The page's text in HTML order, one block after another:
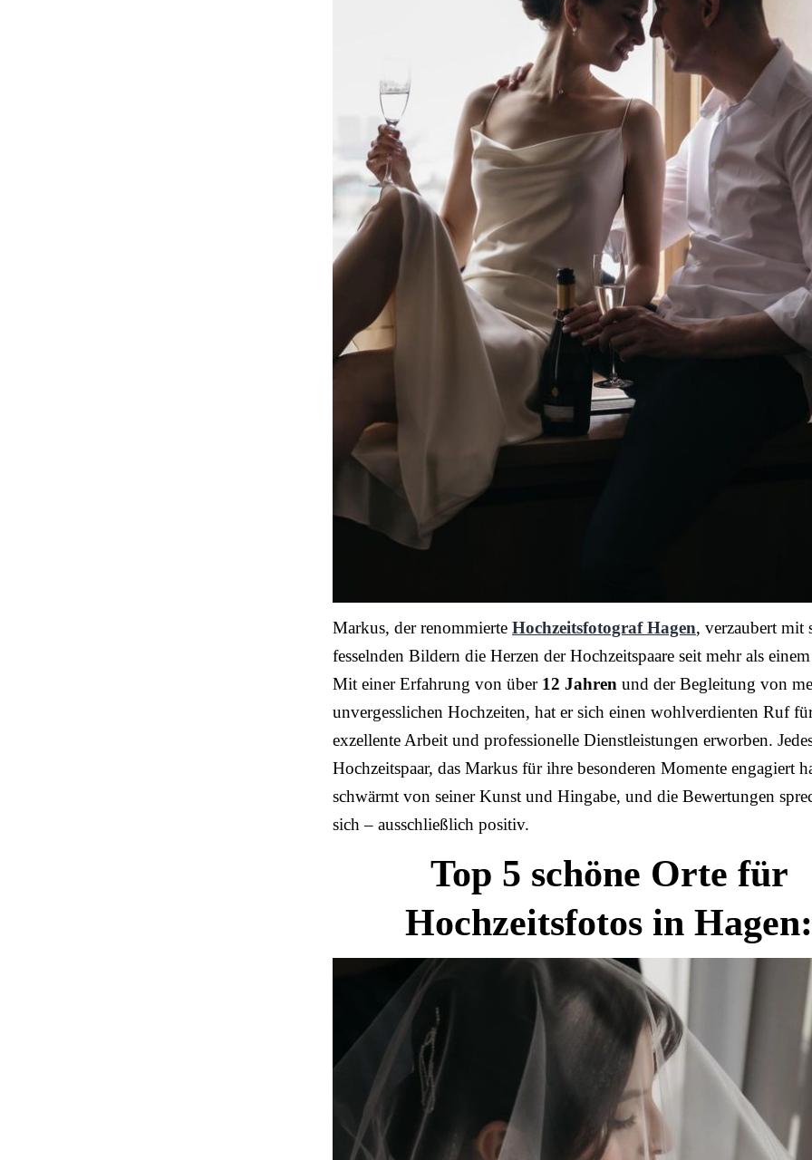
Markus, der renommierte Hochzeitsfotograf Hagen, verzaubert mit
fesselnden Bildern die Herzen der Hochzeitspaare seit mehr als
Mit einer Erfahrung von über 12 Jahren und der Begleitung von
unvergesslichen Hochzeiten, hat er sich einen wohlverdienten Ruf
exzellente Arbeit und professionelle Dienstleistungen erworben.
Hochzeitspaar, das Markus für ihre besonderen Momente engagiert
schwärmt von seiner Kunst und Hingabe, und die Bewertungen
sich – ausschließlich positiv.
Top 5 schöne Orte für
Hochzeitsfotos in Hagen: